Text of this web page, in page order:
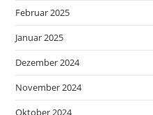
Februar 2025
Januar 2025
Dezember 2024
November 2024
Oktober 2024